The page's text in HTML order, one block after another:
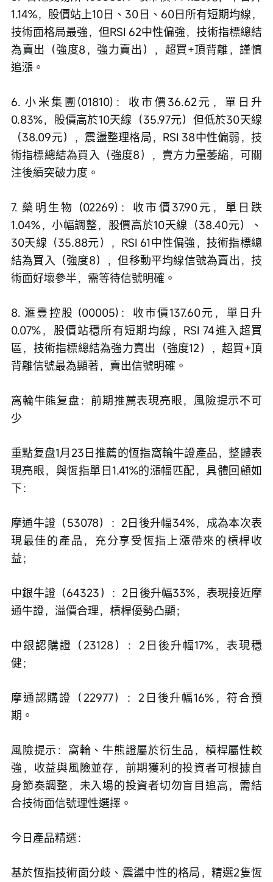
1.14%，股價站上10日、30日、60日所有短期均線，
技術面格局最強，但RSI 62中性偏強，技術指標總結
為賣出（強度8，強力賣出），超買+頂背離，謹慎
追漲。
6. 小米集團(01810)：收市價36.62元，單日升
0.83%，股價高於10天線（35.97元）但低於30天線
（38.09元），震盪整理格局，RSI 38中性偏弱，技
術指標總結為買入（強度8），賣方力量萎縮，可關
注後續突破力度。
7. 藥明生物 (02269)：收市價37.90元，單日跌
1.04%，小幅調整，股價高於10天線（38.40元）、
30天線（35.88元），RSI 61中性偏強，技術指標總
結為買入（強度8），但移動平均線信號為賣出，技
術面好壞參半，需等待信號明確。
8. 滙豐控股 (00005)：收市價137.60元，單日升
0.07%，股價站穩所有短期均線，RSI 74進入超買
區，技術指標總結為強力賣出（強度12），超買+頂
背離信號最為顯著，賣出信號明確。
窩輪牛熊复盘：前期推薦表現亮眼，風險提示不可
少
重點复盘1月23日推薦的恆指窩輪牛證產品，整體表
現亮眼，與恆指單日1.41%的漲幅匹配，具體回顧如
下：
摩通牛證（53078）：2日後升幅34%，成為本次表
現最佳的產品，充分享受恆指上漲帶來的槓桿收
益；
中銀牛證（64323）：2日後升幅33%，表現接近摩
通牛證，溢價合理，槓桿優勢凸顯；
中銀認購證（23128）：2日後升幅17%，表現穩
健；
摩通認購證（22977）：2日後升幅16%，符合預
期。
風險提示：窩輪、牛熊證屬於衍生品，槓桿屬性較
強，收益與風險並存，前期獲利的投資者可根據自
身節奏調整，未入場的投資者切勿盲目追高，需結
合技術面信號理性選擇。
今日產品精選：
基於恆指技術面分歧、震盪中性的格局，精選2隻恆